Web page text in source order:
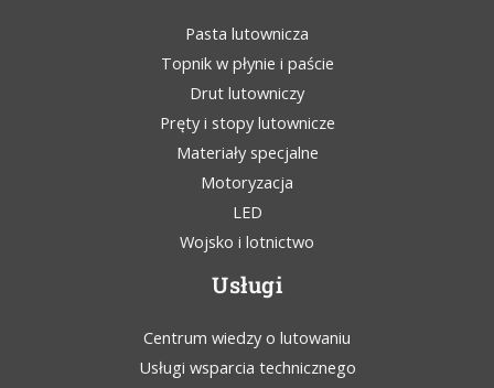
Pasta lutownicza
Topnik w płynie i paście
Drut lutowniczy
Pręty i stopy lutownicze
Materiały specjalne
Motoryzacja
LED
Wojsko i lotnictwo
Usługi
Centrum wiedzy o lutowaniu
Usługi wsparcia technicznego